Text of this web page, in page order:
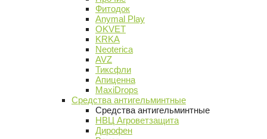
Фитодок
Anymal Play
OKVET
KRKA
Neoterica
AVZ
Тиксфли
Апиценна
MaxiDrops
Средства антигельминтные
Средства антигельминтные
НВЦ Агроветзащита
Дирофен